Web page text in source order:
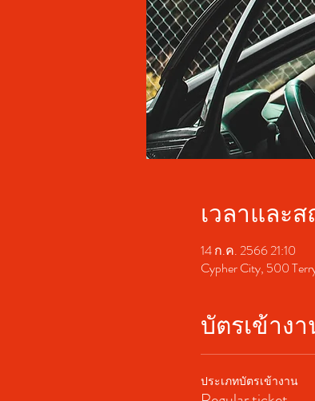
เวลาและ
14 ก.ค. 2566 21:10
Cypher City, 500
บัตรเข้าง
ประเภทบัตรเข้างาน